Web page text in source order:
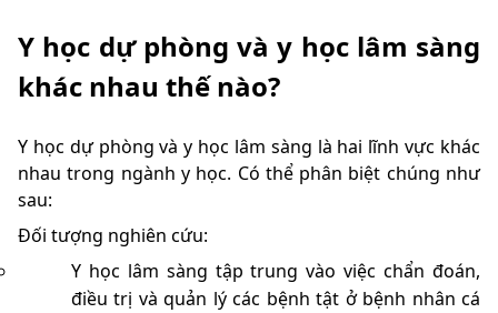
Y học dự phòng và y học lâm sàng
khác nhau thế nào?
Y học dự phòng và y học lâm sàng là hai lĩnh vực khác
nhau trong ngành y học. Có thể phân biệt chúng như
sau:
Đối tượng nghiên cứu:
Y học lâm sàng tập trung vào việc chẩn đoán,
điều trị và quản lý các bệnh tật ở bệnh nhân cá